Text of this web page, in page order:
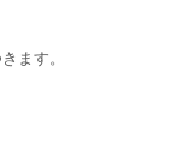
ます。